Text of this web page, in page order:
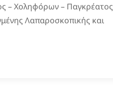
– Χοληφόρων – Παγκρέατος
Λαπαροσκοπικής και